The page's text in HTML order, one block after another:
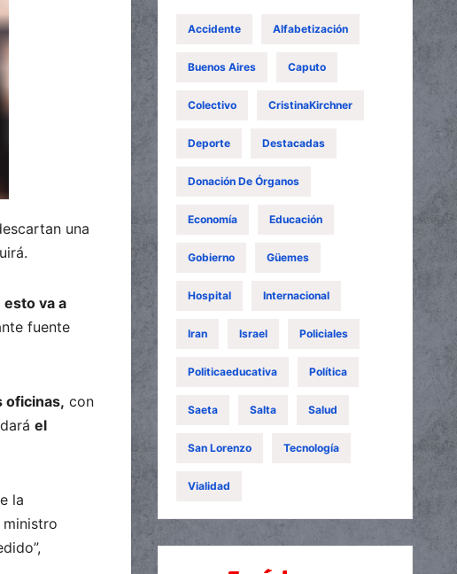
una
esto va a
fuente
oficinas, con
el
la
Accidente Alfabetización
Buenos Aires Caputo
Colectivo CristinaKirchner
Deporte Destacadas
Donación De Órganos
Economía Educación
Gobierno Güemes
Hospital Internacional
Iran Israel Policiales
Politicaeducativa Política
Saeta Salta Salud
San Lorenzo Tecnología
Vialidad